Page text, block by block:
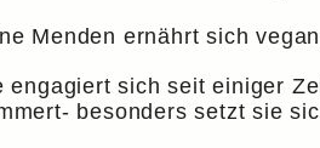
Menden ernährt sich
engagiert sich seit einiger
besonders setzt sie